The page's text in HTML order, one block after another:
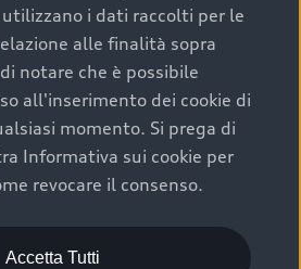
motore, trasmissione e
in ottimo stato garantiscono
e sicure.
in una Concessionaria ufficiale
garantito tramite Audi Prima
ad un prodotto che viene
approfonditi e coperto da
una maggiore tutela del tuo
i dati raccolti per le
alle finalità sopra
notare che è possibile
all'inserimento dei cookie di
momento. Si prega di
Informativa sui cookie per
revocare il consenso.
Accetta Tutti